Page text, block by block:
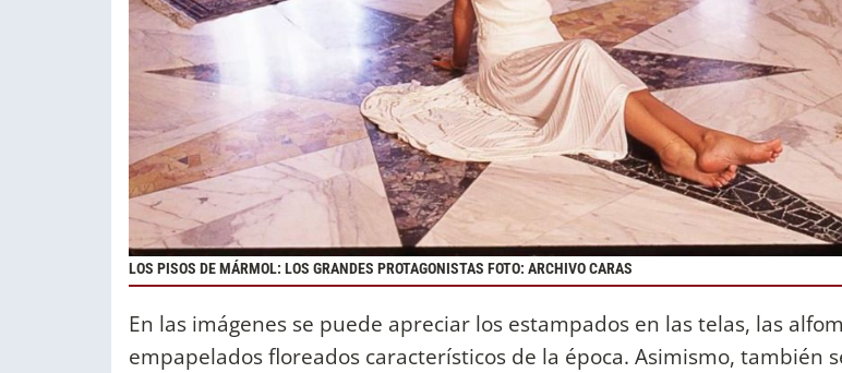
LOS PISOS DE MÁRMOL: LOS GRANDES PROTAGONISTAS FOTO: ARCHIVO CARAS
En las imágenes se puede apreciar los estampados en las telas, las
empapelados floreados característicos de la época. Asimismo, también